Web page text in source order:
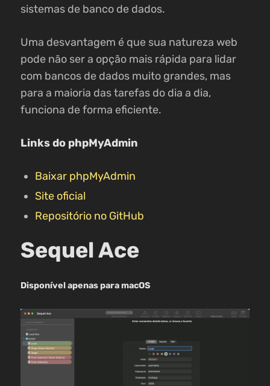
sistemas de banco de dados.
Uma desvantagem é que sua natureza web
pode não ser a opção mais rápida para lidar
com bancos de dados muito grandes, mas
para a maioria das tarefas do dia a dia,
funciona de forma eficiente.
Links do phpMyAdmin
Baixar phpMyAdmin
Site oficial
Repositório no GitHub
Sequel Ace
Disponível apenas para macOS